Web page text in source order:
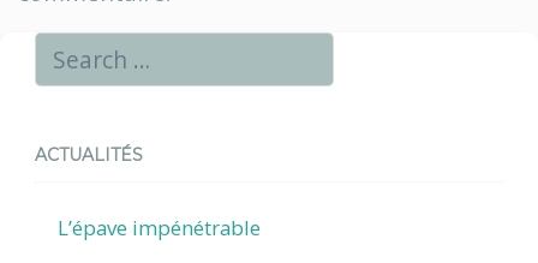
ACTUALITÉS
L’épave impénétrable